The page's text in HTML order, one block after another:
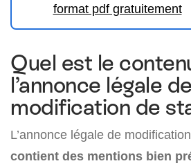
format pdf gratuitement
Quel est le
l’annonce légale de
modification de
L’annonce légale de
contient des mentions bien